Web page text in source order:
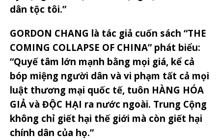
dân tộc tôi.”
GORDON CHANG là tác giả cuốn sách “THE
COMING COLLAPSE OF CHINA” phát biểu:
“Quyế tâm lớn mạnh bằng mọi giá, kể cả
bóp miệng người dân và vi phạm tất cả mọi
luật thương mại quốc tế, tuôn HÀNG HÓA
GIẢ và ĐỘC HẠI ra nước ngoài. Trung Cộng
không chỉ giết hại thế giới mà còn giết hại
chính dân của họ.”